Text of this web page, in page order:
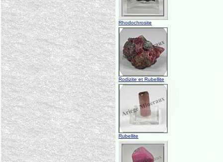
Rhodochrosite
Rodizite et Rubellite
Rubellite